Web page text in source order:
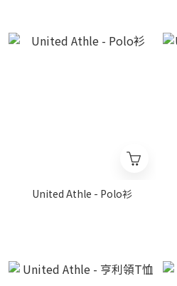
United Athle - Polo衫